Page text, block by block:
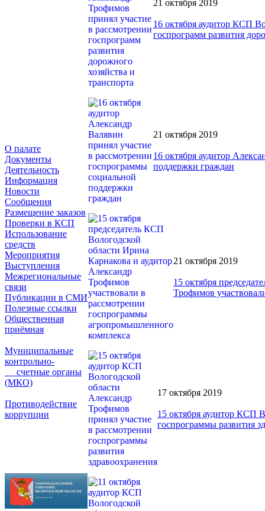
О палате
Документы
Деятельность
Информация
Новости
Сообщения
Размещение заказов
Проверки в КСП
Использование
средств
Мероприятия
Выступления
Межрегиональные
связи
Публикации в СМИ
Полезные ссылки
Общественная
приёмная
Муниципальные
контрольно-
счетные органы
(МКО)
Противодействие
коррупции
21 октября 2019
16 октября аудитор КСП
госпрограмм развития
21 октября 2019
16 октября аудитор
поддержки граждан
21 октября 2019
15 октября
Трофимов
17 октября 2019
15 октября аудитор КСП
госпрограммы развития